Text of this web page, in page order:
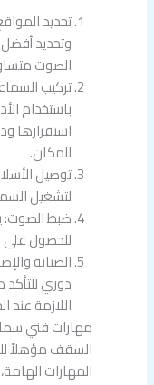
تحديد
وتحديد
الصوت
تركيب
باستخدام
استقرارها
للمكان.
توصيل
لتشغيل
ضبط الصوت:
للحصول على
الصيانة
دوري
اللازمة عند
مهارات فني
السقف مؤهلاً
المهارات